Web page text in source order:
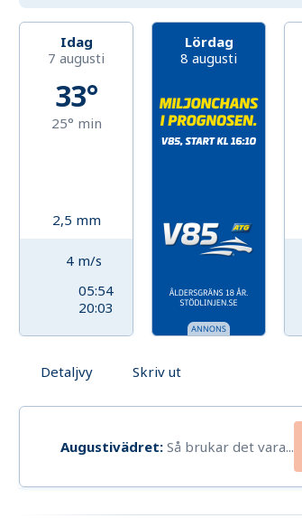
Idag
7 augusti
33°
25° min
2,5 mm
4 m/s
05:54
20:03
Lördag
8 augusti
Detaljvy Skriv ut
Augustivädret: Så brukar det vara...